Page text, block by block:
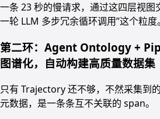
一条 23 秒的慢请求，通过这四层视图
一轮 LLM 多步冗余循环调用”这个粒度。
第二环：Agent Ontology +
图谱化，自动构建高质量数据集
只有 Trajectory 还不够，不然采集到
元数据，是一条条互不关联的 span。